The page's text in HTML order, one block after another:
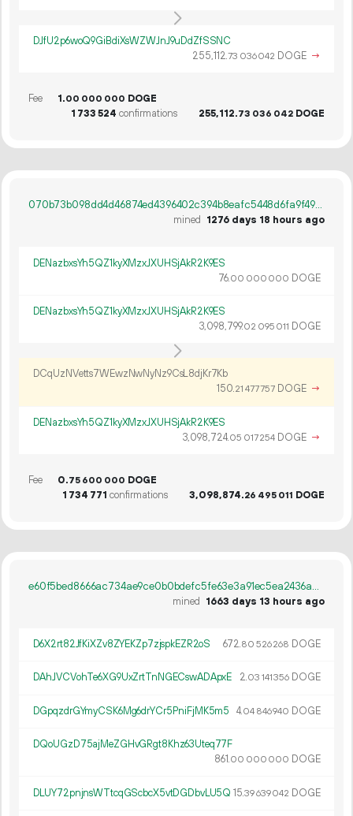
DJfU2p6woQ9GiBdiXsWZWJnJ9uDdZfSSNC
255 112.73 036042 DOGE →
Fee 1.00 000 000 DOGE
1 733524 confirmations 255 112.73 036 042 DOGE
070b73b098dd4d46874ed4396402c394b8eafc5448d6fa9f49289c62d03dccf0
mined 1276 days 18 hours ago
DENazbxsYh5QZ1kyXMzxJXUHSjAkR2K9ES
76.00 000 000 DOGE
DENazbxsYh5QZ1kyXMzxJXUHSjAkR2K9ES
3 098 799.02 095 011 DOGE
DCqUzNVetts7WEwzNwNyNz9CsL8djKr7Kb
150.21 477757 DOGE →
DENazbxsYh5QZ1kyXMzxJXUHSjAkR2K9ES
3 098 724.05 017254 DOGE →
Fee 0.75 600 000 DOGE
1 734 771 confirmations 3 098 874.26 495 011 DOGE
e60f5bed8666ac734ae9ce0b0bdefc5fe63e3a91ec5ea2436adbdf10b2301bca
mined
1663 days 13 hours ago
D6X2rt82JfKiXZv8ZYEKZp7zjspkEZR2oS 672.80 526268 DOGE
DAhJVCVohTe6XG9UxZrtTnNGECswADApxE 2.03 141356 DOGE
DGpqzdrGYmyCSK6Mg6drYCr5PniFjMK5m5 4.04 846940 DOGE
DQoUGzD75ajMeZGHvGRgt8Khz63Uteq77F
861.00 000 000 DOGE
DLUY72pnjnsWTtcqGScbcX5vtDGDbvLU5Q 15.39639042 DOGE